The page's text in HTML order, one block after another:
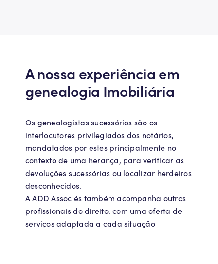
A nossa experiência em
genealogia Imobiliária
Os genealogistas sucessórios são os
interlocutores privilegiados dos notários,
mandatados por estes principalmente no
contexto de uma herança, para verificar as
devoluções sucessórias ou localizar herdeiros
desconhecidos.
A ADD Associés também acompanha outros
profissionais do direito, com uma oferta de
serviços adaptada a cada situação